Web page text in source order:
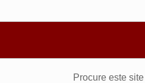
Procure este site